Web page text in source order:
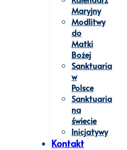
Maryjny
Modlitwy
do
Matki
Bożej
Sanktuaria
w
Polsce
Sanktuaria
na
świecie
Inicjatywy
Kontakt